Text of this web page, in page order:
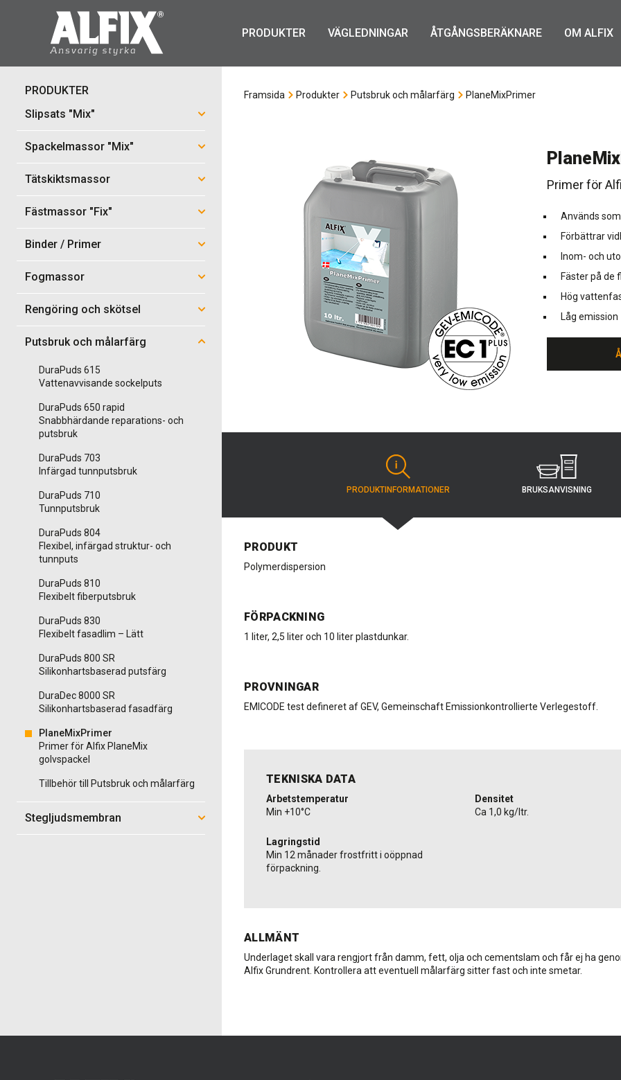
PRODUKTER VÄGLEDNINGAR ÅTGÅNGSBERÄKNARE OM ALFIX
PRODUKTER
Slipsats "Mix"
Spackelmassor "Mix"
Tätskiktsmassor
Fästmassor "Fix"
Binder / Primer
Fogmassor
Rengöring och skötsel
Putsbruk och målarfärg
DuraPuds 615
Vattenavvisande sockelputs
DuraPuds 650 rapid
Snabbhärdande reparations- och
putsbruk
DuraPuds 703
Infärgad tunnputsbruk
DuraPuds 710
Tunnputsbruk
DuraPuds 804
Flexibel, infärgad struktur- och
tunnputs
DuraPuds 810
Flexibelt fiberputsbruk
DuraPuds 830
Flexibelt fasadlim – Lätt
DuraPuds 800 SR
Silikonhartsbaserad putsfärg
DuraDec 8000 SR
Silikonhartsbaserad fasadfärg
PlaneMixPrimer
Primer för Alfix PlaneMix
golvspackel
Tillbehör till Putsbruk och målarfärg
Stegljudsmembran
Framsida Produkter Putsbruk och målarfärg PlaneMixPrimer
Primer för
Används
Förbättrar
Inom- och
Fäster på de
Hög
Låg emission
PRODUKT­INFORMATIONER BRUKSANVISNING
PRODUKT
Polymerdispersion
FÖRPACKNING
1 liter, 2,5 liter och 10 liter plastdunkar.
PROVNINGAR
EMICODE test defineret af GEV, Gemeinschaft Emissionkontrollierte Verlegestoff.
TEKNISKA DATA
Arbetstemperatur
Min +10°C
Densitet
Ca 1,0 kg/ltr.
Lagringstid
Min 12 månader frostfritt i oöppnad
förpackning.
ALLMÄNT
Underlaget skall vara rengjort från damm, fett, olja och cementslam och får ej ha
Alfix Grundrent. Kontrollera att eventuell målarfärg sitter fast och inte smetar.